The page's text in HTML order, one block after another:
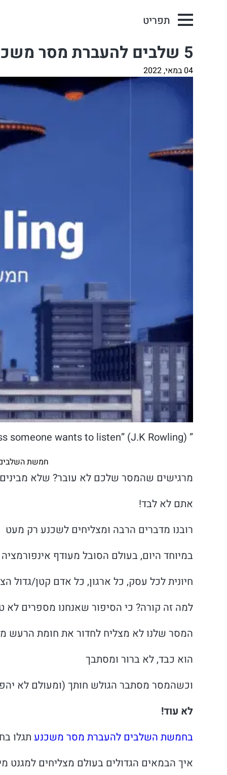
תפריט
5 שלבים להעברת מסר משכנע – קורס ללא עלות
04 במאי, 2022
” No Story lives unless someone wants to listen” (J.K Rowling)
חמשת השלבים להעברת
מרגישים שהמסר שלכם לא עובר? שלא
אתם לא לבד!
רובנו מדברים הרבה ומצליחים לשכנע רק מעט
במיוחד היום, בעולם הסובל מעודף
חיונית לכל עסק, כל ארגון, כל אדם קטן/גדול
למה זה קורה? כי הסיפור שאנחנו מספרים לא
המסר שלנו לא מצליח לחדור את חומת הרעש
הוא כבד, לא ברור ומסתבך
וכשהמסר מסתבר הגולש חותך (ומעולם לא
לא עוד!
בחמשת השלבים להעברת מסר משכנע תגלו
איך הבמאים הגדולים בעולם מצליחים למגנט